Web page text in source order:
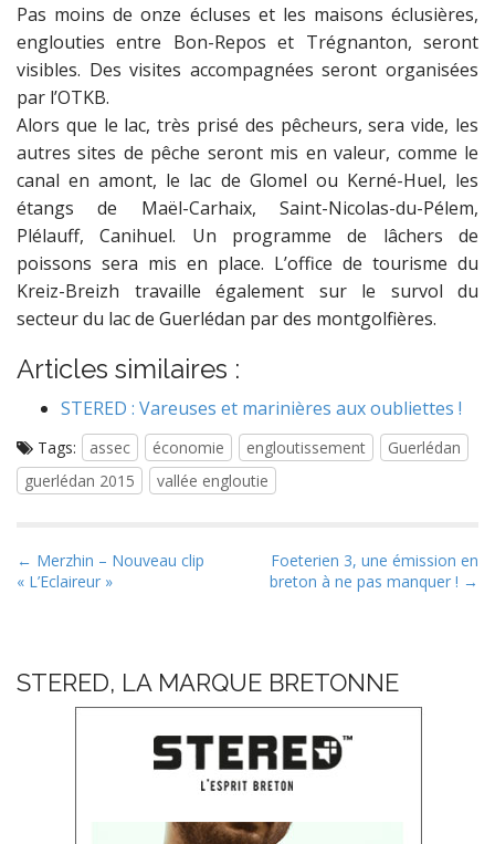
Pas moins de onze écluses et les maisons éclusières,
englouties entre Bon-Repos et Trégnanton, seront
visibles. Des visites accompagnées seront organisées
par l’OTKB.
Alors que le lac, très prisé des pêcheurs, sera vide, les
autres sites de pêche seront mis en valeur, comme le
canal en amont, le lac de Glomel ou Kerné-Huel, les
étangs de Maël-Carhaix, Saint-Nicolas-du-Pélem,
Plélauff, Canihuel. Un programme de lâchers de
poissons sera mis en place. L’office de tourisme du
Kreiz-Breizh travaille également sur le survol du
secteur du lac de Guerlédan par des montgolfières.
Articles similaires :
STERED : Vareuses et marinières aux oubliettes !
Tags: assec économie engloutissement
Guerlédan
guerlédan 2015
vallée engloutie
P
o
n
← Merzhin – Nouveau clip
« L’Eclaireur »
Foeterien 3, une émission en
breton à ne pas manquer ! →
STERED, LA MARQUE BRETONNE